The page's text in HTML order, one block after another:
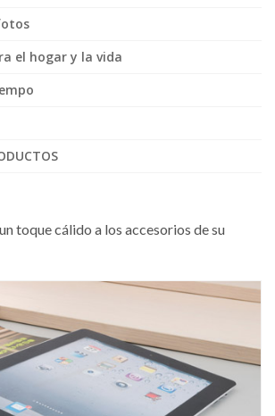
el hogar y la vida
toque cálido a los accesorios de su